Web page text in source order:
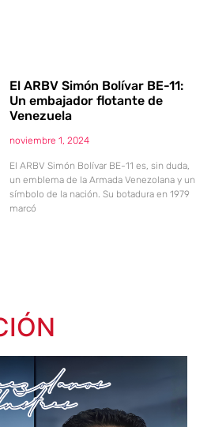
El ARBV Simón Bolívar BE-11:
Un embajador flotante de
Venezuela
noviembre 1, 2024
El ARBV Simón Bolívar BE-11 es, sin duda,
un emblema de la Armada Venezolana y un
símbolo de la nación. Su botadura en 1979
marcó